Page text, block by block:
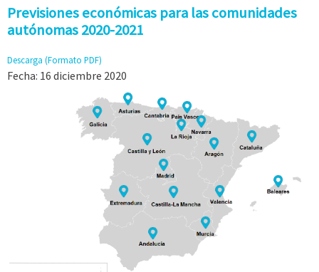
Previsiones económicas para las comunidades
autónomas 2020-2021
Descarga (Formato PDF)
Fecha: 16 diciembre 2020